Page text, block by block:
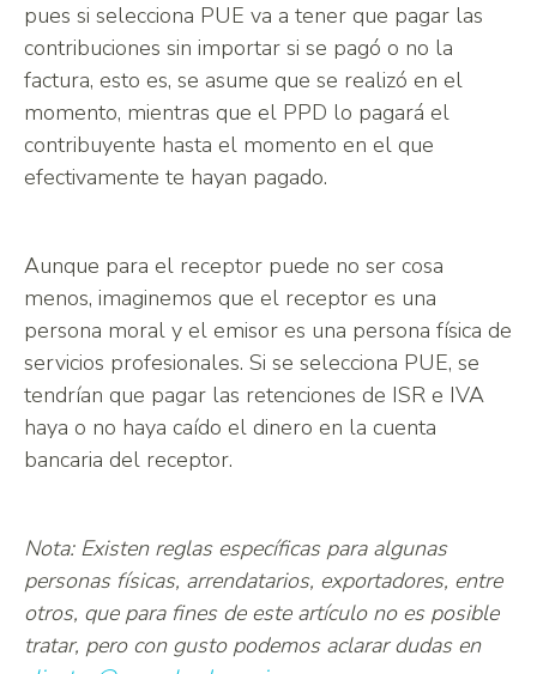
pues si selecciona PUE va a tener que pagar las
contribuciones sin importar si se pagó o no la
factura, esto es, se asume que se realizó en el
momento, mientras que el PPD lo pagará el
contribuyente hasta el momento en el que
efectivamente te hayan pagado.
Aunque para el receptor puede no ser cosa
menos, imaginemos que el receptor es una
persona moral y el emisor es una persona física de
servicios profesionales. Si se selecciona PUE, se
tendrían que pagar las retenciones de ISR e IVA
haya o no haya caído el dinero en la cuenta
bancaria del receptor.
Nota: Existen reglas específicas para algunas
personas físicas, arrendatarios, exportadores, entre
otros, que para fines de este artículo no es posible
tratar, pero con gusto podemos aclarar dudas en